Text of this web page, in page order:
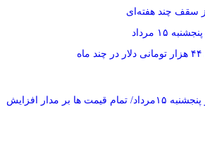
سقف چند هفته‌ای
۱۵ مرداد